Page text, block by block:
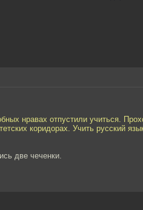
нравах отпустили учиться.
коридорах. Учить русский
две чеченки.